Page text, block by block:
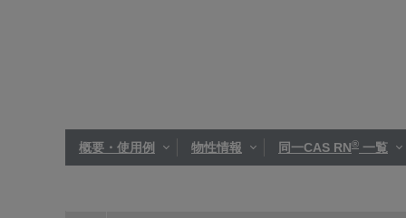
概要・使用例 物性情報 同一CAS RN® 一覧